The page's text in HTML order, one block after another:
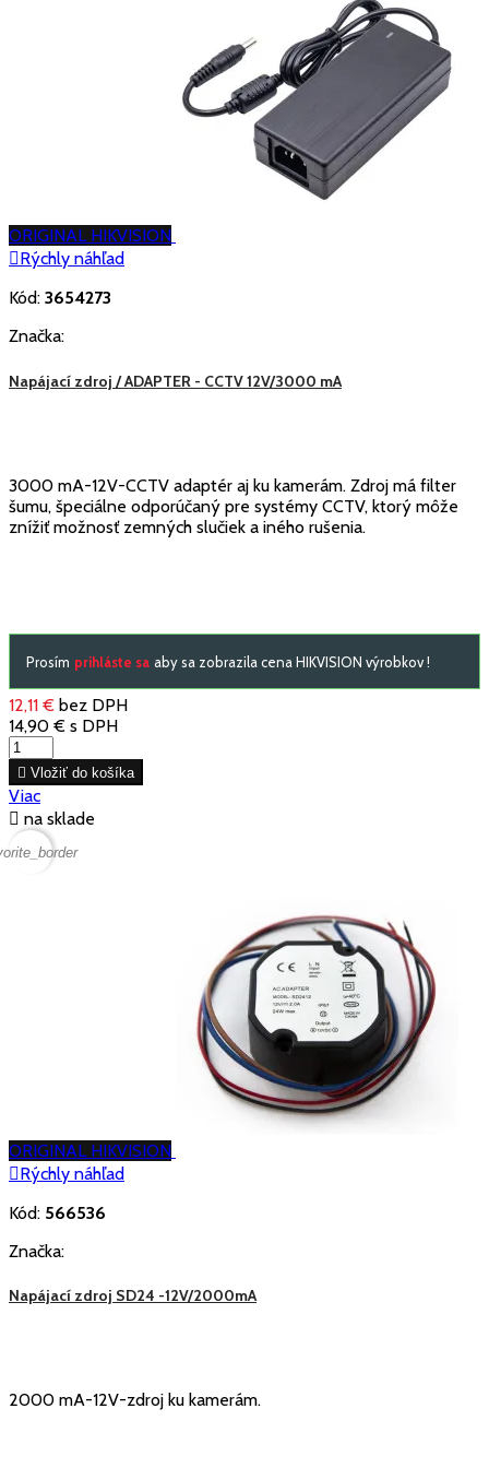
ORIGINAL HIKVISION
Rýchly náhľad
Kód: 3654273
Značka:
Napájací zdroj / ADAPTER - CCTV 12V/3000 mA
3000 mA-12V-CCTV adaptér aj ku kamerám. Zdroj má filter
šumu, špeciálne odporúčaný pre systémy CCTV, ktorý môže
znížiť možnosť zemných slučiek a iného rušenia.
Prosím prihláste sa aby sa zobrazila cena HIKVISION výrobkov !
12,11 € bez DPH
14,90 € s DPH
 Vložiť do košíka
Viac
 na sklade
ORIGINAL HIKVISION
Rýchly náhľad
Kód: 566536
Značka:
Napájací zdroj SD24 -12V/2000mA
2000 mA-12V-zdroj ku kamerám.